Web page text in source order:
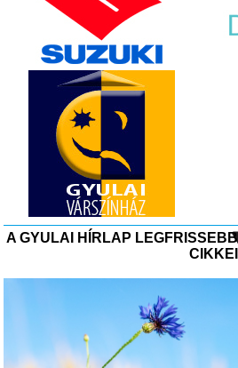
A GYULAI HÍRLAP LEGFRISSEBB
CIKKEI